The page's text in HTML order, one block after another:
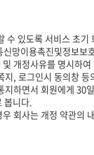
있도록 서비스 초기
이용촉진및정보보
개정사유를 명시하
, 로그인시 동의창
하면서 회원에게 30
봅니다.
회사는 개정 약관의